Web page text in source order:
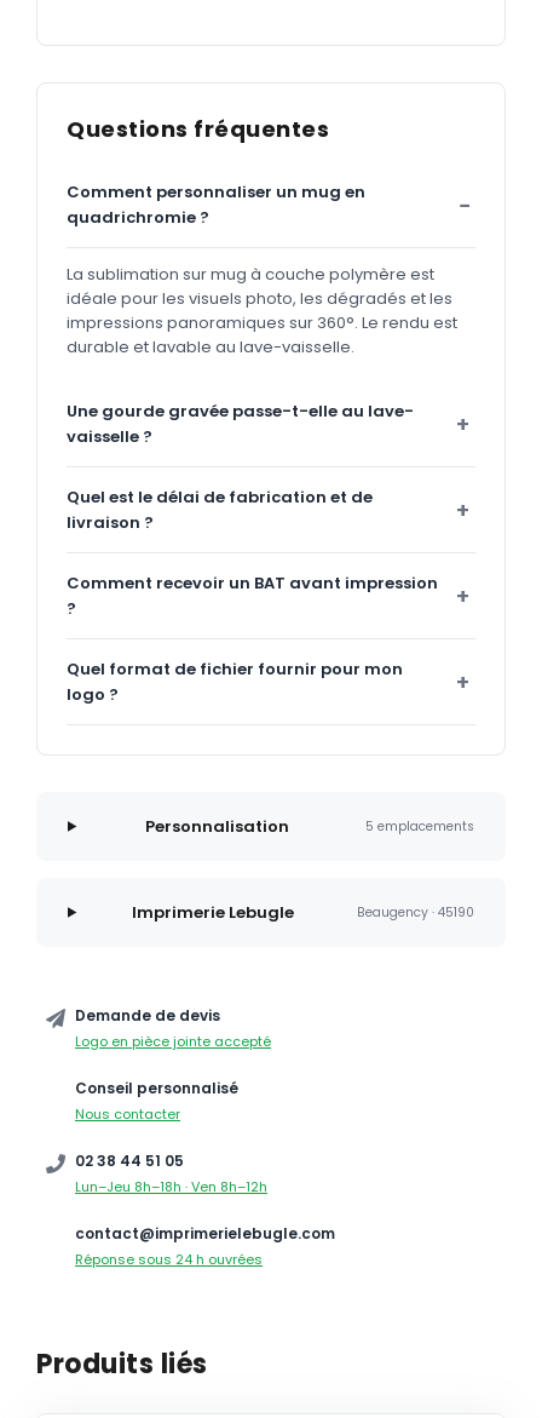
Questions fréquentes
Comment personnaliser un mug en
quadrichromie ?
La sublimation sur mug à couche polymère est
idéale pour les visuels photo, les dégradés et les
impressions panoramiques sur 360°. Le rendu est
durable et lavable au lave-vaisselle.
Une gourde gravée passe-t-elle au lave-
vaisselle ?
Quel est le délai de fabrication et de
livraison ?
Comment recevoir un BAT avant impression
?
Quel format de fichier fournir pour mon
logo ?
Personnalisation 5 emplacements
Imprimerie Lebugle Beaugency · 45190
Demande de devis
Logo en pièce jointe accepté
Conseil personnalisé
Nous contacter
02 38 44 51 05
Lun–Jeu 8h–18h · Ven 8h–12h
contact@imprimerielebugle.com
Réponse sous 24 h ouvrées
Produits liés